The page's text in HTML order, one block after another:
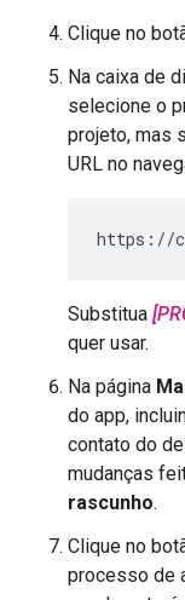
Clique no
Na caixa de
selecione o
projeto, mas
URL no
https://
Substitua
quer usar.
Na página
do app,
contato do
mudanças
rascunho.
Clique no
processo de